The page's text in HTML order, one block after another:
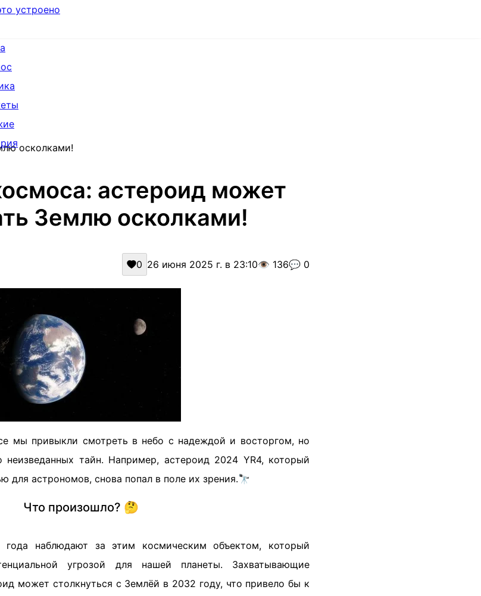
устроено
осколками!
астероид может
Землю осколками!
0 26 июня 2025 г. в 23:10👁️ 136💬 0
мы привыкли смотреть в небо с надеждой и восторгом, но
тайн. Например, астероид 2024 YR4, который
для астрономов, снова попал в поле их зрения.🔭
Что произошло? 🤔
наблюдают за этим космическим объектом, который
угрозой для нашей планеты. Захватывающие
может столкнуться с Землёй в 2032 году, что привело бы к